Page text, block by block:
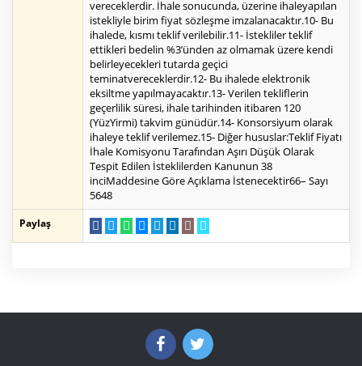
vereceklerdir. İhale sonucunda, üzerine ihaleyapılan
istekliyle birim fiyat sözleşme imzalanacaktır.10- Bu
ihalede, kısmı teklif verilebilir.11- İstekliler teklif
ettikleri bedelin %3’ünden az olmamak üzere kendi
belirleyecekleri tutarda geçici
teminatvereceklerdir.12- Bu ihalede elektronik
eksiltme yapılmayacaktır.13- Verilen tekliflerin
geçerlilik süresi, ihale tarihinden itibaren 120
(YüzYirmi) takvim günüdür.14- Konsorsiyum olarak
ihaleye teklif verilemez.15- Diğer hususlar:Teklif Fiyatı
İhale Komisyonu Tarafından Aşırı Düşük Olarak
Tespit Edilen İsteklilerden Kanunun 38
inciMaddesine Göre Açıklama İstenecektir66– Sayı
5648
Paylaş